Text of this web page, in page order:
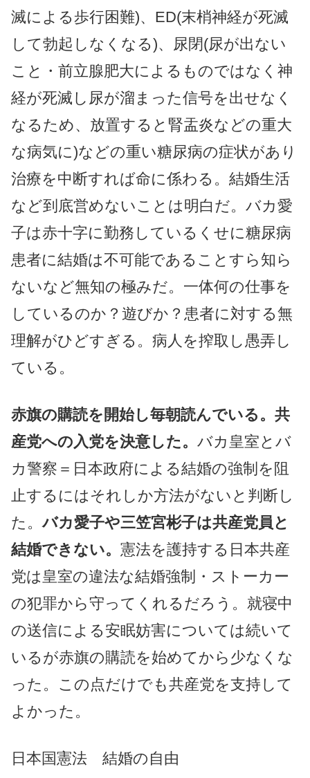
滅による歩行困難)、ED(末梢神経が死滅
して勃起しなくなる)、尿閉(尿が出ない
こと・前立腺肥大によるものではなく神
経が死滅し尿が溜まった信号を出せなく
なるため、放置すると腎盂炎などの重大
な病気に)などの重い糖尿病の症状があり
治療を中断すれば命に係わる。結婚生活
など到底営めないことは明白だ。バカ愛
子は赤十字に勤務しているくせに糖尿病
患者に結婚は不可能であることすら知ら
ないなど無知の極みだ。一体何の仕事を
しているのか？遊びか？患者に対する無
理解がひどすぎる。病人を搾取し愚弄し
ている。
赤旗の購読を開始し毎朝読んでいる。共
産党への入党を決意した。 バカ皇室とバ
カ警察＝日本政府による結婚の強制を阻
止するにはそれしか方法がないと判断し
た。バカ愛子や三笠宮彬子は共産党員と
結婚できない。 憲法を護持する日本共産
党は皇室の違法な結婚強制・ストーカー
の犯罪から守ってくれるだろう。就寝中
の送信による安眠妨害については続いて
いるが赤旗の購読を始めてから少なくな
った。この点だけでも共産党を支持して
よかった。
日本国憲法 結婚の自由